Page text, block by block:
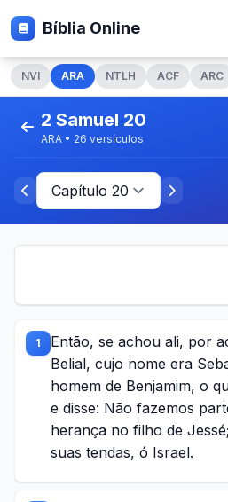
Bíblia Online
NVI ARA NTLH ACF ARC
2 Samuel 20
ARA • 26 versículos
1
Então, se achou ali, por
Belial, cujo nome era
homem de Benjamim, o
e disse: Não fazemos
herança no filho de
suas tendas, ó Israel.